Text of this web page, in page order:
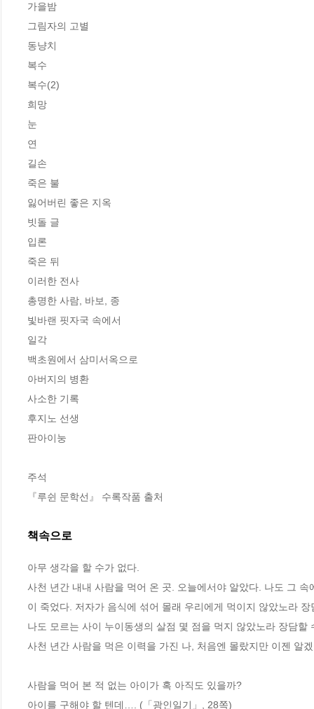
가을밤
그림자의 고별
동냥치
복수
복수(2)
희망
눈
연
길손
죽은 불
잃어버린 좋은 지옥
빗돌 글
입론
죽은 뒤
이러한 전사
총명한 사람, 바보, 종
빛바랜 핏자국 속에서
일각
백초원에서 삼미서옥으로
아버지의 병환
사소한 기록
후지노 선생
판아이눙
주석
『루쉰 문학선』 수록작품 출처
책속으로
아무 생각을 할 수가 없다.
사천 년간 내내 사람을 먹어 온 곳. 오늘에서야 알았다. 나도 그
이 죽었다. 저자가 음식에 섞어 몰래 우리에게 먹이지 않았노라 장
나도 모르는 사이 누이동생의 살점 몇 점을 먹지 않았노라 장담
사천 년간 사람을 먹은 이력을 가진 나, 처음엔 몰랐지만 이젠 알
사람을 먹어 본 적 없는 아이가 혹 아직도 있을까?
아이를 구해야 할 텐데…. (「광인일기」, 28쪽)